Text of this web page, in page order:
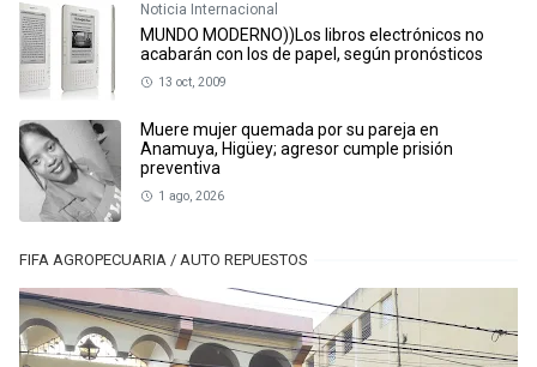
Noticia Internacional
MUNDO MODERNO))Los libros electrónicos no
acabarán con los de papel, según pronósticos
13 oct, 2009
Muere mujer quemada por su pareja en
Anamuya, Higüey; agresor cumple prisión
preventiva
1 ago, 2026
FIFA AGROPECUARIA / AUTO REPUESTOS